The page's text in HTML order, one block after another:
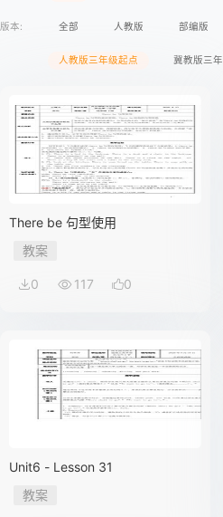
版本: 全部 人教版 部编版
人教版三年级起点 冀教版三
There be 句型使用
教案
0 117 0
Unit6 - Lesson 31
教案